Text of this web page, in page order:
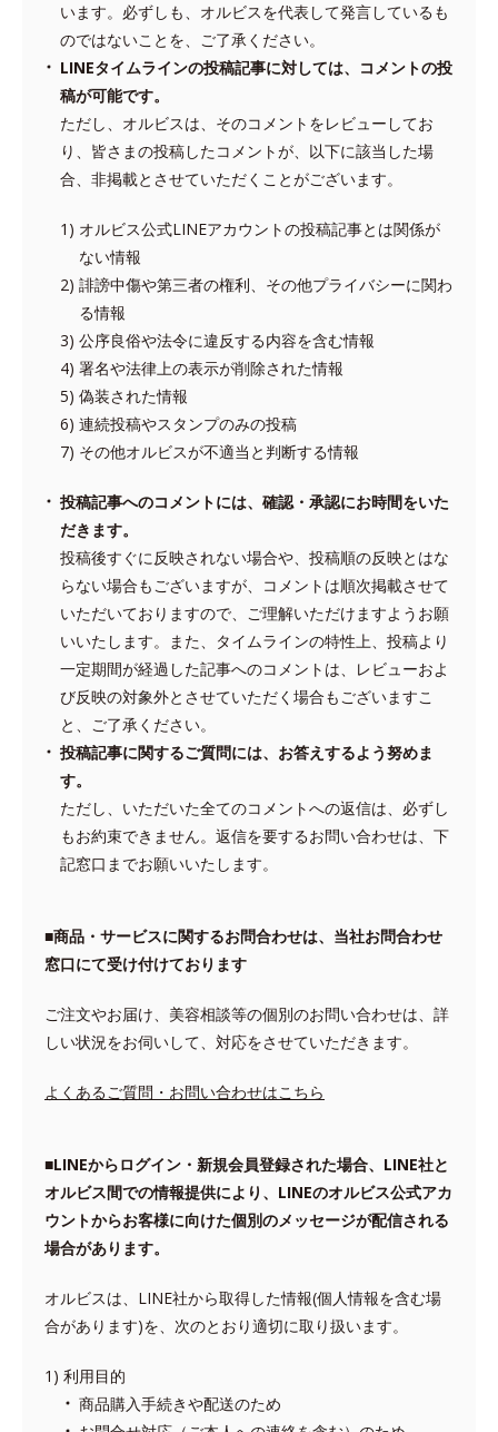
います。必ずしも、オルビスを代表して発言しているも
のではないことを、ご了承ください。
LINEタイムラインの投稿記事に対しては、コメントの投
稿が可能です。
ただし、オルビスは、そのコメントをレビューしてお
り、皆さまの投稿したコメントが、以下に該当した場
合、非掲載とさせていただくことがございます。
オルビス公式LINEアカウントの投稿記事とは関係が
ない情報
誹謗中傷や第三者の権利、その他プライバシーに関わ
る情報
公序良俗や法令に違反する内容を含む情報
署名や法律上の表示が削除された情報
偽装された情報
連続投稿やスタンプのみの投稿
その他オルビスが不適当と判断する情報
投稿記事へのコメントには、確認・承認にお時間をいた
だきます。
投稿後すぐに反映されない場合や、投稿順の反映とはな
らない場合もございますが、コメントは順次掲載させて
いただいておりますので、ご理解いただけますようお願
いいたします。また、タイムラインの特性上、投稿より
一定期間が経過した記事へのコメントは、レビューおよ
び反映の対象外とさせていただく場合もございますこ
と、ご了承ください。
投稿記事に関するご質問には、お答えするよう努めま
す。
ただし、いただいた全てのコメントへの返信は、必ずし
もお約束できません。返信を要するお問い合わせは、下
記窓口までお願いいたします。
■商品・サービスに関するお問合わせは、当社お問合わせ
窓口にて受け付けております
ご注文やお届け、美容相談等の個別のお問い合わせは、詳
しい状況をお伺いして、対応をさせていただきます。
よくあるご質問・お問い合わせはこちら
■LINEからログイン・新規会員登録された場合、LINE社と
オルビス間での情報提供により、LINEのオルビス公式アカ
ウントからお客様に向けた個別のメッセージが配信される
場合があります。
オルビスは、LINE社から取得した情報(個人情報を含む場
合があります)を、次のとおり適切に取り扱います。
利用目的
商品購入手続きや配送のため